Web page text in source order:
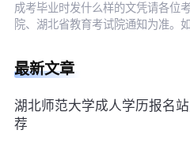
成考毕业时发什么样的文凭请各位
院、湖北省教育考试院通知为准。
最新文章
湖北师范大学成人学历报名
荐